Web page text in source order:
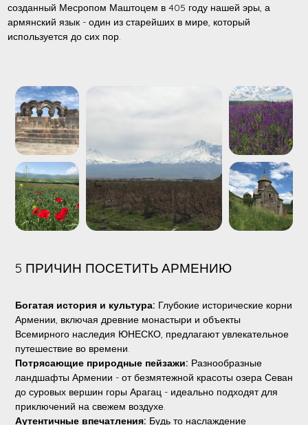
созданный Месропом Маштоцем в 405 году нашей эры, а
армянский язык - один из старейших в мире, который
используется до сих пор.
5 ПРИЧИН ПОСЕТИТЬ АРМЕНИЮ
Богатая история и культура: Глубокие исторические корни
Армении, включая древние монастыри и объекты
Всемирного наследия ЮНЕСКО, предлагают увлекательное
путешествие во времени.
Потрясающие природные пейзажи: Разнообразные
ландшафты Армении - от безмятежной красоты озера Севан
до суровых вершин горы Арагац - идеально подходят для
приключений на свежем воздухе.
Аутентичные впечатления: Будь то наслаждение